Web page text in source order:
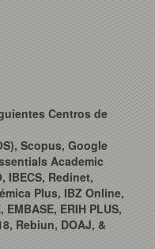
Centros de
Scopus, Google
Academic
IBECS, Redinet,
Plus, IBZ Online,
ERIH PLUS,
Rebiun, DOAJ, &